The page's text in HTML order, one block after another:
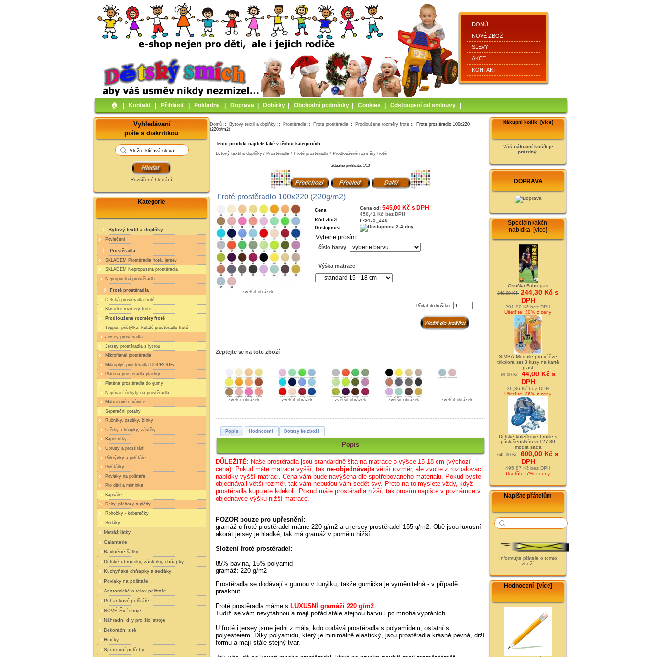
DOMŮ
NOVÉ ZBOŽÍ
SLEVY
AKCE
KONTAKT
🏠︎ Kontakt Přihlásit Pokladna Doprava Dobírky Obchodní podmínky Cookies Odstoupení od smlouvy
Vyhledávaní
pište s diakritikou
Rozšířené hledání
Kategorie
Bytový textil a doplňky
Povlečení
Prostěradla
SKLADEM Prostěradla froté, jersey
SKLADEM Nepropustná prostěradla
Nepropustná prostěradla
Froté prostěradla
Dětská prostěradla froté
Klasické rozměry froté
Prodloužené rozměry froté
Topper, přištýlka, kulaté prostěradlo froté
Jersey prostěradla
Jersey prostěradla s lycrou
Mikroflanel prostěradla
Mikroplyš prostěradla DOPRODEJ
Plátěná prostěradla plachty
Plátěná prostěradla do gumy
Napínací úchyty na prostěradla
Matracové chrániče
Separační potahy
Ručníky, osušky, žínky
Utěrky, chňapky, zástěry
Kapesníky
Ubrusy a prostírání
Přikrývky a polštáře
Polštářky
Povlaky na polštáře
Pro děti a miminka
Kapsáře
Deky, přehozy a plédy
Rohožky - koberečky
Sedáky
Metráž látky
Galanterie
Bavlněné šátky
Dětské ubrousky, zásterky, chňapky
Kuchyňské chňapky a sedáky
Povlaky na polštáře
Anatomické a relax polštáře
Pohankové polštáře
NOVÉ Šicí stroje
Náhradní díly pro šicí stroje
Dekorační sítě
Hračky
Sportovní potřeby
Domů :: Bytový textil a doplňky :: Prostěradla :: Froté prostěradla :: Prodloužené rozměry froté :: Froté prostěradlo 100x220
(220g/m2)
Tento produkt najdete také v těchto kategoriích:
Bytový textil a doplňky / Prostěradla / Froté prostěradla / Prodloužené rozměry froté
aktuálně prohlížíte: 1/10
Froté prostěradlo 100x220 (220g/m2)
zvětšit obrázek
Cena Cena od:545,00 Kč s DPH
450,41 Kč bez DPH
Kód zboží: F-5439_220
Dostupnost:
Vyberte prosím:
číslo barvy
Výška matrace
Přidat do košíku:
Zeptejte se na toto zboží
zvětšit obrázek zvětšit obrázek zvětšit obrázek zvětšit obrázek zvětšit obrázek
Popis Hodnocení Dotazy ke zboží
Popis
DŮLEŽITÉ: Naše prostěradla jsou standardně šita na matrace o výšce 15-18 cm (výc hozí
cena). Pokud máte matrace vyšší, tak ne-objednávejtevětší rozměr, ale zvolte z rozbalovací
nabídky vyšší matraci. Cena vám bude navýšena dle spotřebovaného materiálu. Pokud byste
objednávali větší rozměr, tak vám nebudou vám sedět švy. Proto na to myslete vždy, když
prostěradla kupujete kdekoli. Pokud máte prostěradla nižší, tak prosím napište v poznámce v
objednávce výšku nižší matrace.
POZOR pouze pro upřesnění:
gramáž u froté prostěradel máme 220 g/m2 a u jersey prostěradel 155 g/m2. Obě jsou luxusní,
akorát jersey je hladké, tak má gramáž v poměru nižší.
Složení froté prostěradel:
85% bavlna, 15% polyamid
gramáž: 220 g/m2
Prostěradla se dodávají s gumou v tunýlku, takže gumička je vyměnitelná - v případě
prasknutí.
Froté prostěradla máme s LUXUSNÍ gramáží 220 g/m2
Tudíž se vám nevytáhnou a mají pořád stále stejnou barvu i po mnoha vypráních.
U froté i jersey jsme jedni z mála, kdo dodává prostěradla s polyamidem, ostatní s
polyesterem. Díky polyamidu,
který je minimálně elastický, jsou prostěradla krásně pevná, drží
formu a mají stále stejný tvar.
Nákupní košík [více]
Váš nákupní košík je
prázdný.
DOPRAVA
Speciální/akční
nabídka [více]
Osuška Fabregas
349,00 Kč 244,30 Kč s
DPH
201,90 Kč bez DPH
Ušetříte: 30% z ceny
SIMBA Medaile pro vítěze
trikolora set 3 kusy na kartě
plast
69,00 Kč 44,00 Kč s
DPH
36,36 Kč bez DPH
Ušetříte: 36% z ceny
Dětské kolečkové brusle s
příslušenstvím vel.27-30
modrá sada
645,00 Kč 600,00 Kč s
DPH
495,87 Kč bez DPH
Ušetříte: 7% z ceny
Napište přátelům
Informujte přátele o tomto
zboží
Hodnocení [více]